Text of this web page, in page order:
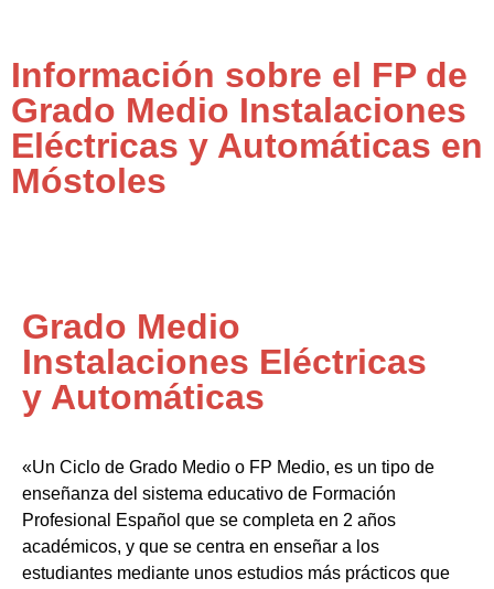
Información sobre el FP de
Grado Medio Instalaciones
Eléctricas y Automáticas en
Móstoles
Grado Medio
Instalaciones Eléctricas
y Automáticas
«Un Ciclo de Grado Medio o FP Medio, es un tipo de
enseñanza del sistema educativo de Formación
Profesional Español que se completa en 2 años
académicos, y que se centra en enseñar a los
estudiantes mediante unos estudios más prácticos que